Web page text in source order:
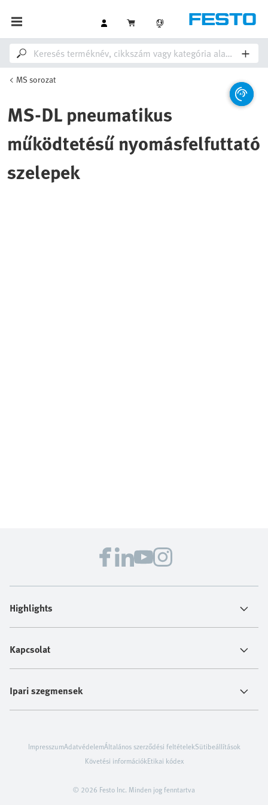
MS sorozat
MS-DL pneumatikus
működtetésű nyomásfelfuttató
szelepek
Highlights
Kapcsolat
Ipari szegmensek
© 2026 Festo Inc. Minden jog fenntartva
ImpresszumAdatvédelemÁltalános szerződési feltételekSütibeállítások
Követési információkEtikai kódex